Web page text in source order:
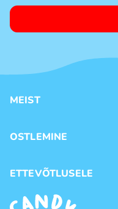
MEIST
Kauplused
OSTLEMINE
Ostutingimused
Privaatsuspoliitika
ETTEVÕTLUSELE
Frantsiis